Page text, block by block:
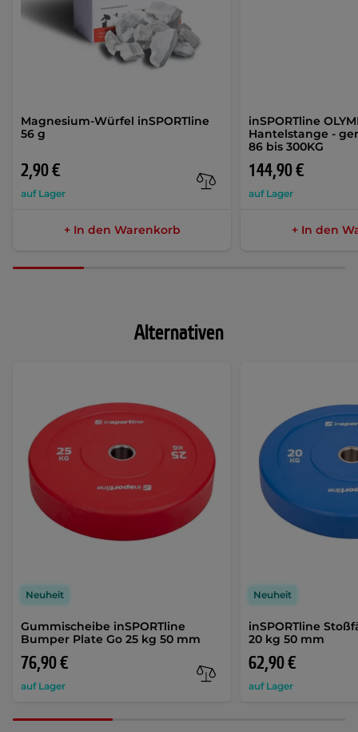
Magnesium-Würfel inSPORTline
56 g
2,90 €
auf Lager
+ In den Warenkorb
inSPORTline
Hantelstange -
86 bis 300KG
144,90 €
auf Lager
+ In den
Alternativen
Gummischeibe inSPORTline
Bumper Plate Go 25 kg 50 mm
76,90 €
auf Lager
Neuheit
inSPORTline
20 kg 50 mm
62,90 €
auf Lager
Neuheit